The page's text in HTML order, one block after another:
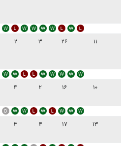
۲ ۳ ۲۶ ۱۱
۴ ۲ ۱۶ ۱۰
۳ ۴ ۱۷ ۱۳